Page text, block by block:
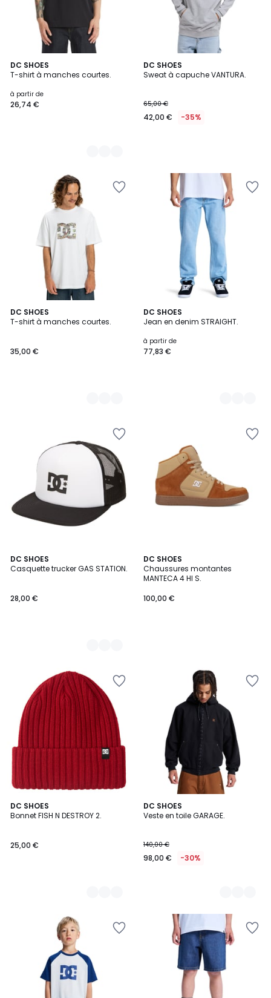
DC SHOES
T-shirt à manches courtes.
à partir de
26,74 €
5
Couleurs
DC SHOES
Sweat à capuche VANTURA.
65,00 €
42,00 € -35%
DC SHOES
T-shirt à manches courtes.
35,00 €
3
Couleurs
DC SHOES
Jean en denim STRAIGHT.
à partir de
77,83 €
2
Couleurs
DC SHOES
Casquette trucker GAS STATION.
28,00 €
4
Couleurs
DC SHOES
Chaussures montantes
MANTECA 4 HI S.
100,00 €
DC SHOES
Bonnet FISH N DESTROY 2.
25,00 €
5
Couleurs
DC SHOES
Veste en toile GARAGE.
140,00 €
98,00 € -30%
2
Couleurs